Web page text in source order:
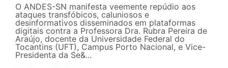
O ANDES-SN manifesta veemente repúdio aos
ataques transfóbicos, caluniosos e
desinformativos disseminados em plataformas
digitais contra a Professora Dra. Rubra Pereira de
Araújo, docente da Universidade Federal do
Tocantins (UFT), Campus Porto Nacional, e Vice-
Presidenta da Se&...